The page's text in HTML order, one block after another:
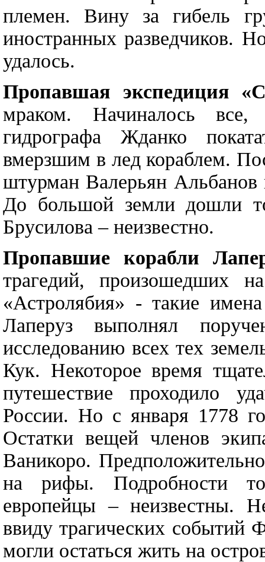
племен. Вину за гибель
иностранных разведчиков.
удалось.
Пропавшая экспедиция
мраком. Начиналось
гидрографа Жданко
вмерзшим в лед кораблем.
штурман Валерьян Альбанов
До большой земли дошли
Брусилова – неизвестно.
Пропавшие корабли
трагедий, произошедших
«Астролябия» - такие
Лаперуз выполнял
исследованию всех тех
Кук. Некоторое время
путешествие проходило
России. Но с января 1778
Остатки вещей членов
Ваникоро.
на рифы. Подробности
европейцы – неизвестны.
ввиду трагических событий
могли остаться жить на